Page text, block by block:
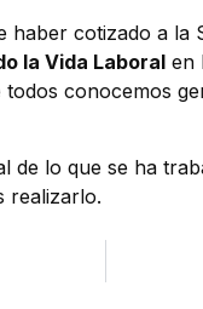
haber cotizado a la
la Vida Laboral en
conocemos
lo que se ha
realizarlo.